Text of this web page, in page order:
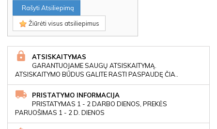
Rašyti Atsiliepimą
Žiūrėti visus atsiliepimus
ATSISKAITYMAS
GARANTUOJAME SAUGŲ ATSISKAITYMĄ.
ATSISKAITYMO BŪDUS GALITE RASTI PASPAUDĘ ČIA..
PRISTATYMO INFORMACIJA
PRISTATYMAS 1 - 2 DARBO DIENOS, PREKĖS
PARUOŠIMAS 1 - 2 D. DIENOS